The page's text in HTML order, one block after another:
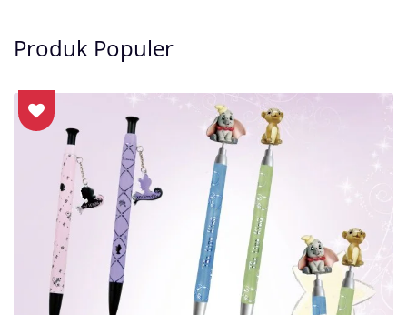
Produk Populer